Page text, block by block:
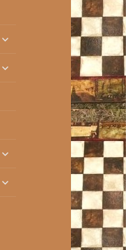
menu
ouvrir
sous-
ouvrir
ouvrir
sous-
ouvrir